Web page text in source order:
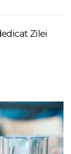
Zilei